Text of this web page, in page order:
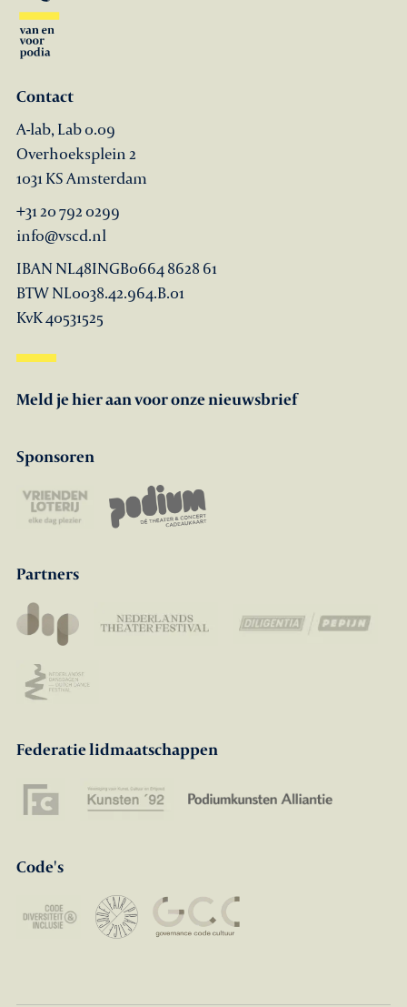
Contact
A-lab, Lab 0.09
Overhoeksplein 2
1031 KS Amsterdam
+31 20 792 0299
info@vscd.nl
IBAN NL48INGB0664 8628 61
BTW NL0038.42.964.B.01
KvK 40531525
Meld je hier aan voor onze nieuwsbrief
Sponsoren
Partners
Federatie lidmaatschappen
Code's